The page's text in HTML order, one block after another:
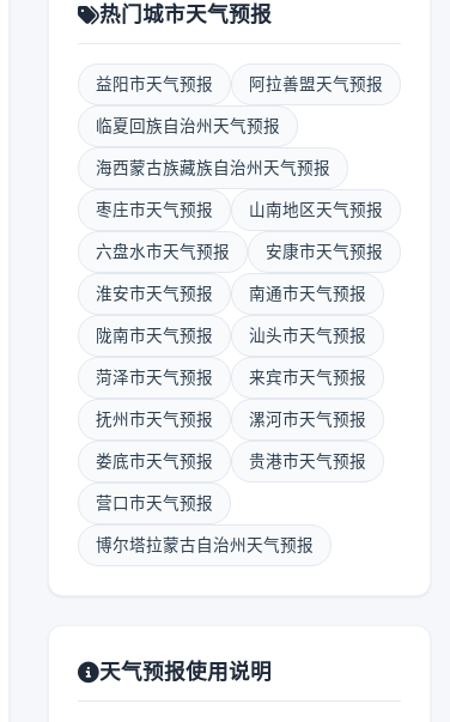
热门城市天气预报
益阳市天气预报 阿拉善盟天气预报
临夏回族自治州天气预报
海西蒙古族藏族自治州天气预报
枣庄市天气预报 山南地区天气预报
六盘水市天气预报 安康市天气预报
淮安市天气预报 南通市天气预报
陇南市天气预报 汕头市天气预报
菏泽市天气预报 来宾市天气预报
抚州市天气预报 漯河市天气预报
娄底市天气预报 贵港市天气预报
营口市天气预报
博尔塔拉蒙古自治州天气预报
天气预报使用说明